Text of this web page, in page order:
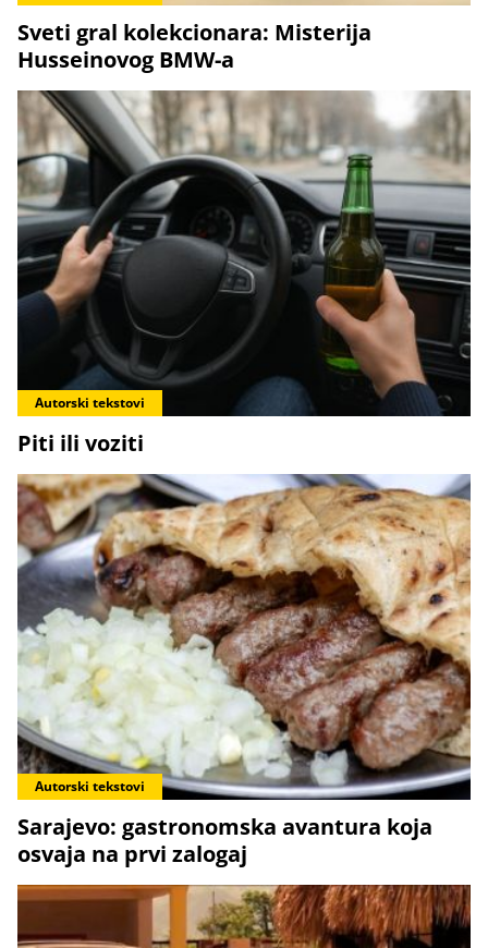
Sveti gral kolekcionara: Misterija
Husseinovog BMW-a
Autorski tekstovi
Piti ili voziti
Autorski tekstovi
Sarajevo: gastronomska avantura koja
osvaja na prvi zalogaj